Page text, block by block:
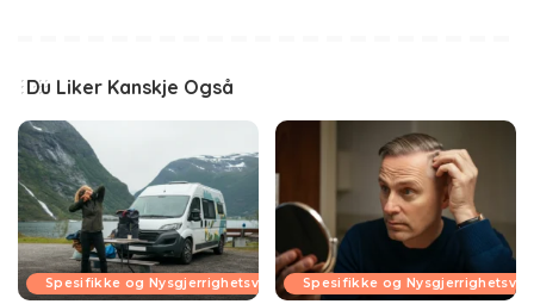
Du Liker Kanskje Også
Spesifikke og Nysgjerrighetsvekkende Temaer
Spesifikke og